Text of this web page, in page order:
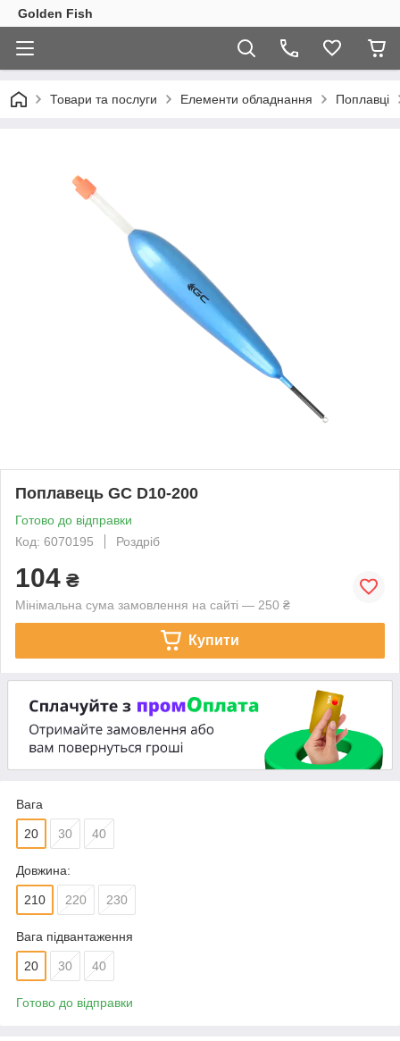
Golden Fish
Товари та послуги Елементи обладнання Поплавці
Поплавець GC D10-200
Готово до відправки
Код: 6070195
Роздріб
104 ₴
Мінімальна сума замовлення на сайті — 250 ₴
Купити
Вага
20 30 40
Довжина:
210 220 230
Вага підвантаження
20 30 40
Готово до відправки